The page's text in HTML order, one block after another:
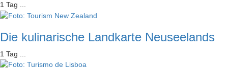
1 Tag ...
Die kulinarische Landkarte Neuseelands
1 Tag ...